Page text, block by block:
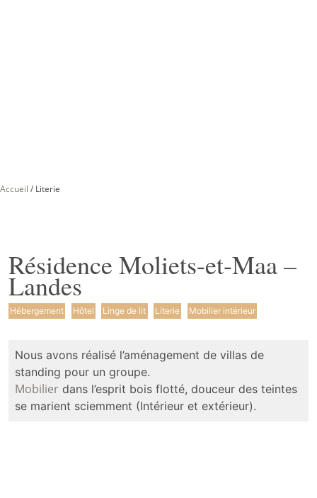
Accueil / Literie
Résidence Moliets-et-Maa –
Landes
Hébergement Hôtel Linge de lit Literie Mobilier intérieur
Nous avons réalisé l’aménagement de villas de
standing pour un groupe.
Mobilier dans l’esprit bois flotté, douceur des teintes
se marient sciemment (Intérieur et extérieur).